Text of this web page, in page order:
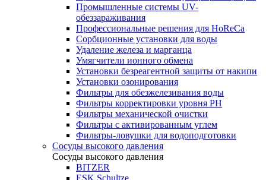
Промышленные системы UV-
обеззараживания
Профессиональные решения для HoReCa
Сорбционные установки для воды
Удаление железа и марганца
Умягчители ионного обмена
Установки безреагентной защиты от накипи
Установки озонирования
Фильтры для обезжелезивания воды
Фильтры корректировки уровня PH
Фильтры механической очистки
Фильтры с активированным углем
Фильтры-ловушки для водоподготовки
Сосуды высокого давления
Сосуды высокого давления
BITZER
ESK Schultze